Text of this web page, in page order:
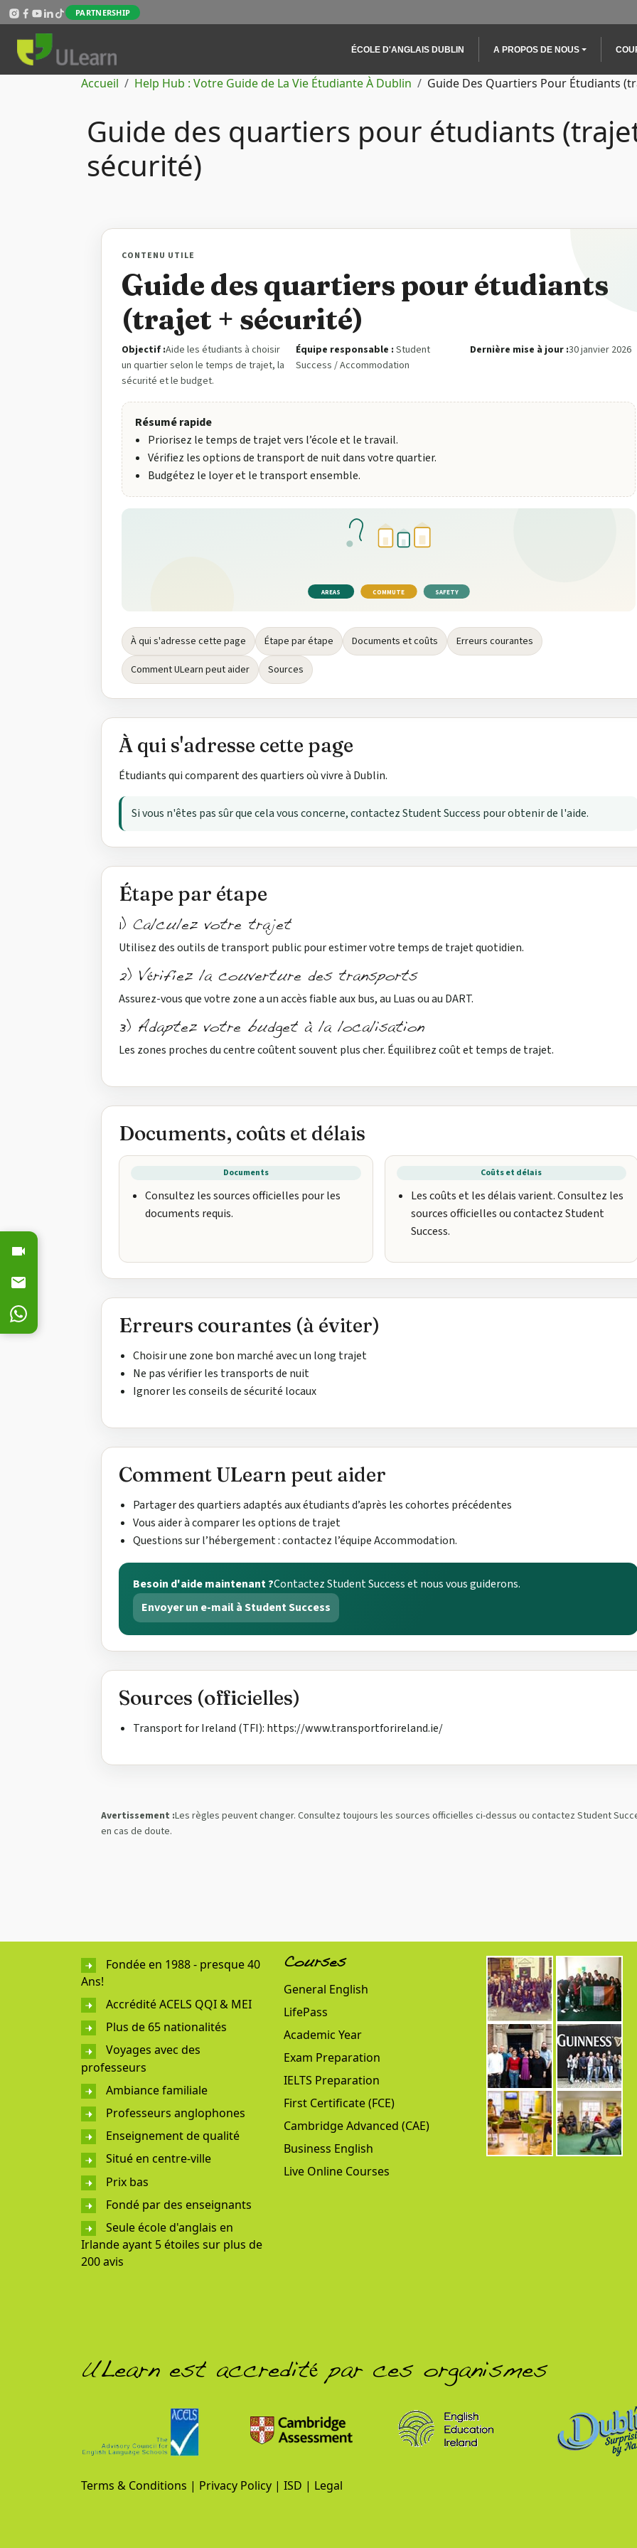
Aller au contenu principal
PARTNERSHIP
Main navigation
ÉCOLE D'ANGLAIS DUBLIN A PROPOS DE NOUS
Fil d'Ariane
Accueil Help Hub : Votre Guide de La Vie Étudiante À Dublin Guide Des Quartiers Pour Étudiants
Guide des quartiers pour étudiants
sécurité)
CONTENU UTILE
Guide des quartiers pour étudiants
(trajet + sécurité)
Objectif :Aide les étudiants à choisir
un quartier selon le temps de trajet, la
sécurité et le budget.
Équipe responsable : Student
Success / Accommodation
Dernière mise à jour :30 janvier 2026
Résumé rapide
Priorisez le temps de trajet vers l’école et le travail.
Vérifiez les options de transport de nuit dans votre quartier.
Budgétez le loyer et le transport ensemble.
AREAS COMMUTE SAFETY
À qui s'adresse cette page Étape par étape Documents et coûts
Erreurs courantes
Comment ULearn peut aider
Sources
À qui s'adresse cette page
Étudiants qui comparent des quartiers où vivre à Dublin.
Si vous n'êtes pas sûr que cela vous concerne, contactez Student Success pour obtenir de l'aide.
Étape par étape
1) Calculez votre trajet
Utilisez des outils de transport public pour estimer votre temps de trajet quotidien.
2) Vérifiez la couverture des transports
Assurez-vous que votre zone a un accès fiable aux bus, au Luas ou au DART.
3) Adaptez votre budget à la localisation
Les zones proches du centre coûtent souvent plus cher. Équilibrez coût et temps de trajet.
Documents, coûts et délais
Documents
Consultez les sources officielles pour les
documents requis.
Coûts et délais
Les coûts et les délais varient. Consultez les
sources officielles ou contactez Student
Success.
Erreurs courantes (à éviter)
Choisir une zone bon marché avec un long trajet
Ne pas vérifier les transports de nuit
Ignorer les conseils de sécurité locaux
Comment ULearn peut aider
Partager des quartiers adaptés aux étudiants d’après les cohortes précédentes
Vous aider à comparer les options de trajet
Questions sur l’hébergement : contactez l’équipe Accommodation.
Besoin d'aide maintenant ?Contactez Student Success et nous vous guiderons.
Envoyer un e-mail à Student Success
Sources (officielles)
Transport for Ireland (TFI): https://www.transportforireland.ie/
Avertissement :Les règles peuvent changer. Consultez toujours les sources officielles ci-dessus ou contactez Student
en cas de doute.
Fondée en 1988 - presque 40
Ans!
Accrédité ACELS QQI & MEI
Plus de 65 nationalités
Voyages avec des
professeurs
Ambiance familiale
Professeurs anglophones
Enseignement de qualité
Situé en centre-ville
Prix bas
Fondé par des enseignants
Seule école d'anglais en
Irlande ayant 5 étoiles sur plus de
200 avis
Courses
General English
LifePass
Academic Year
Exam Preparation
IELTS Preparation
First Certificate (FCE)
Cambridge Advanced (CAE)
Business English
Live Online Courses
ULearn est accredité par ces organismes
Terms & Conditions | Privacy Policy | ISD | Legal